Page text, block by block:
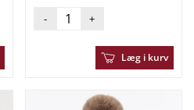
- +
Læg i kurv